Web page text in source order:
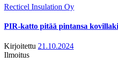
Recticel Insulation Oy
PIR-katto pitää pintansa
Kirjoitettu 21.10.2024
Ilmoitus